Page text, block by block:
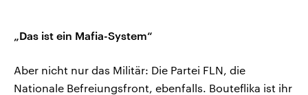
„Das ist ein Mafia-System“
Aber nicht nur das Militär: Die Partei FLN, die
Nationale Befreiungsfront, ebenfalls. Bouteflika ist ihr